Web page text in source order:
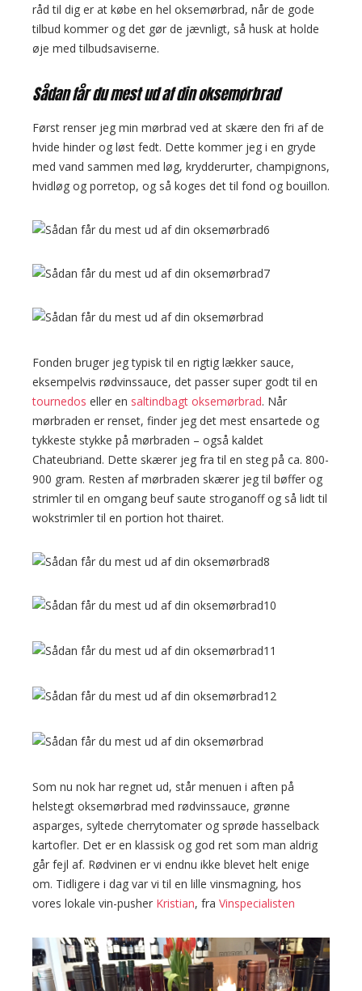
råd til dig er at købe en hel oksemørbrad, når de gode
tilbud kommer og det gør de jævnligt, så husk at holde
øje med tilbudsaviserne.
Sådan får du mest ud af din oksemørbrad
Først renser jeg min mørbrad ved at skære den fri af de
hvide hinder og løst fedt. Dette kommer jeg i en gryde
med vand sammen med løg, krydderurter, champignons,
hvidløg og porretop, og så koges det til fond og bouillon.
Fonden bruger jeg typisk til en rigtig lækker sauce,
eksempelvis rødvinssauce, det passer super godt til en
tournedos eller en saltindbagt oksemørbrad. Når
mørbraden er renset, finder jeg det mest ensartede og
tykkeste stykke på mørbraden – også kaldet
Chateubriand. Dette skærer jeg fra til en steg på ca. 800-
900 gram. Resten af mørbraden skærer jeg til bøffer og
strimler til en omgang beuf saute stroganoff og så lidt til
wokstrimler til en portion hot thairet.
Som nu nok har regnet ud, står menuen i aften på
helstegt oksemørbrad med rødvinssauce, grønne
asparges, syltede cherrytomater og sprøde hasselback
kartofler. Det er en klassisk og god ret som man aldrig
går fejl af. Rødvinen er vi endnu ikke blevet helt enige
om. Tidligere i dag var vi til en lille vinsmagning, hos
vores lokale vin-pusher Kristian, fra Vinspecialisten